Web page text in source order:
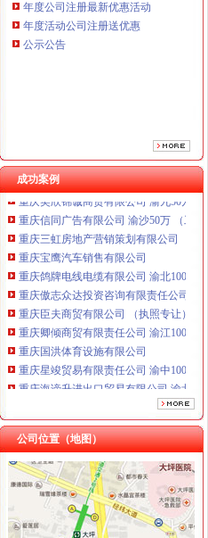
本站导航年度公司注册最新优惠活动
年度活动公司注册送优惠
公示公告
成功案例
重庆鸽牌电线电缆有限公司 渝北10010万
重庆星竣贸易有限责任公司 渝中100万
重庆海谛升进出口贸易有限公司 渝北100
重庆奕欣锦诚商贸有限公司 渝九50万 （
重庆信同广告有限公司 渝沙50万 （工商
重庆三虹房地产营销策划有限公司
重庆宝鹰汽车销售有限公司
重庆鸽牌电线电缆有限公司 渝北10010万
重庆傲志众达投资咨询有限责任公司 渝
重庆臣夫商贸有限公司 （执照专让）
重庆卿倾商贸有限责任公司 渝江100万
重庆国洪体育设施有限公司
重庆星竣贸易有限责任公司 渝中100万
重庆海谛升进出口贸易有限公司 渝北100
重庆奕欣锦诚商贸有限公司 渝九50万 （
重庆信同广告有限公司 渝沙50万 （工商
重庆三虹房地产营销策划有限公司
重庆宝鹰汽车销售有限公司
公司位置（地图）